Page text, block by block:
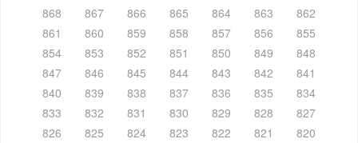
868
867 866 865 864 863
862
861
860 859 858 857 856
855
854
853 852 851 850 849
848
847
846 845 844 843 842
841
840
839 838 837 836 835
834
833
832 831 830 829 828
827
826
825 824 823 822 821
820